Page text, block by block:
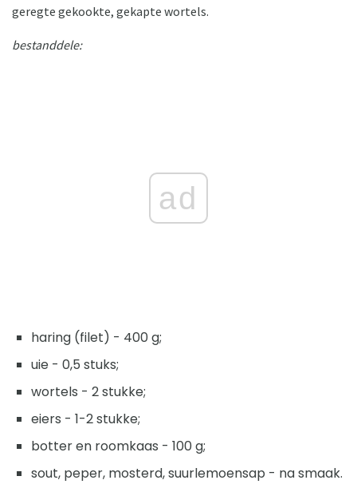
geregte gekookte, gekapte wortels.
bestanddele:
ad
haring (filet) - 400 g;
uie - 0,5 stuks;
wortels - 2 stukke;
eiers - 1-2 stukke;
botter en roomkaas - 100 g;
sout, peper, mosterd, suurlemoensap - na smaak.